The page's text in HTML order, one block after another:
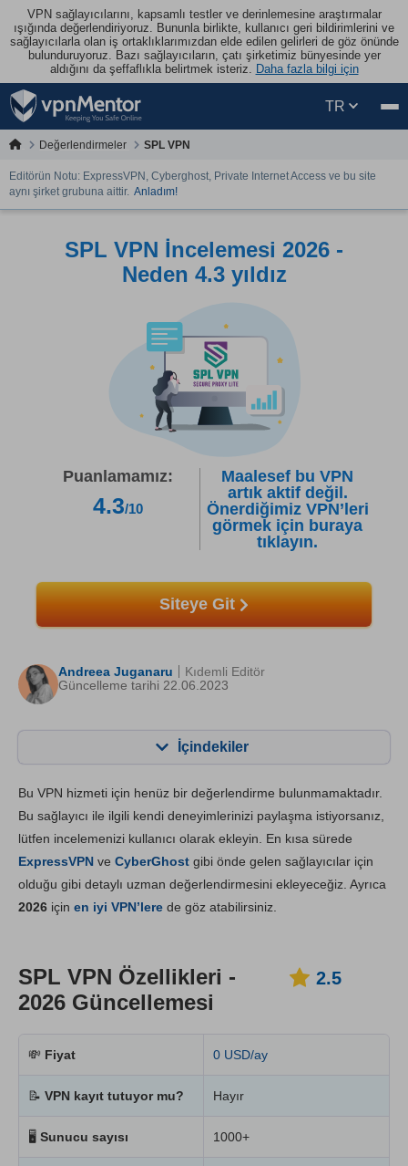
VPN sağlayıcılarını, kapsamlı testler ve derinlemesine araştırmalar
ışığında değerlendiriyoruz. Bununla birlikte, kullanıcı geri bildirimlerini ve
sağlayıcılarla olan iş ortaklıklarımızdan elde edilen gelirleri de göz önünde
bulunduruyoruz. Bazı sağlayıcıların, çatı şirketimiz bünyesinde yer
aldığını da şeffaflıkla belirtmek isteriz. Daha fazla bilgi için
TR
Değerlendirmeler SPL VPN
Editörün Notu: ExpressVPN, Cyberghost, Private Internet Access ve bu site
aynı şirket grubuna aittir. Anladım!
SPL VPN İncelemesi 2026 -
Neden 4.3 yıldız
Puanlamamız:
4.3/10
Maalesef bu VPN
artık aktif değil.
Önerdiğimiz VPN’leri
görmek için buraya
tıklayın.
Siteye Git
Andreea Juganaru
Güncelleme tarihi 22.06.2023
Kıdemli Editör
İçindekiler
Önemli Özellikler 2.5
Kurulum ve Uygulamalar 5.3
Güvenilirlik & Destek 2.0
Bu VPN hizmeti için henüz bir değerlendirme bulunmamaktadır.
Bu sağlayıcı ile ilgili kendi deneyimlerinizi paylaşma istiyorsanız,
lütfen incelemenizi kullanıcı olarak ekleyin. En kısa sürede
ExpressVPN ve CyberGhost gibi önde gelen sağlayıcılar için
olduğu gibi detaylı uzman değerlendirmesini ekleyeceğiz. Ayrıca
2026 için en iyi VPN’lere de göz atabilirsiniz.
SPL VPN Özellikleri -
2026 Güncellemesi
2.5
💸 Fiyat 0 USD/ay
📝 VPN kayıt tutuyor mu? Hayır
🖥 Sunucu sayısı 1000+